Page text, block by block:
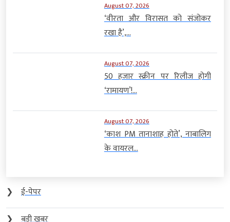
August 07, 2026
‘वीरता और विरासत को संजोकर
रखा है’,...
August 07, 2026
50 हजार स्क्रीन पर रिलीज होगी
‘रामायण’!...
August 07, 2026
‘काश PM तानाशाह होते’, नाबालिग
के वायरल...
❯
ई-पेपर
❯
बड़ी खबर